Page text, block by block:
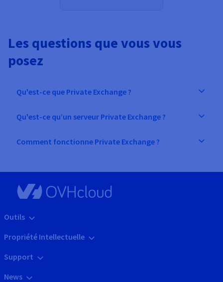
Les questions que vous vous
posez
Qu'est-ce que Private Exchange ?
Qu'est-ce qu’un serveur Private Exchange ?
Comment fonctionne Private Exchange ?
Outils
Propriété Intellectuelle
Support
News